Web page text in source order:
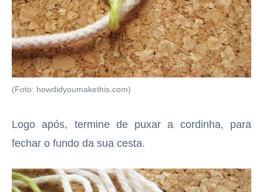
(Foto: howdidyoumakethis.com)
Logo após, termine de puxar a cordinha, para
fechar o fundo da sua cesta.